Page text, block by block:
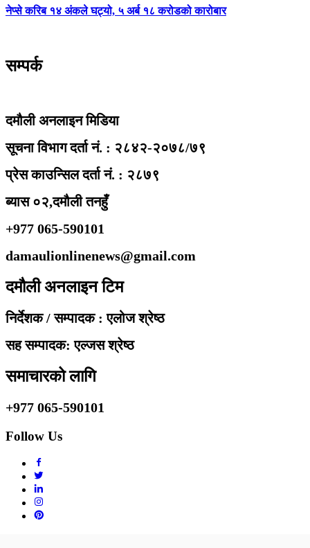
नेप्से करिब १४ अंकले घट्यो, ५ अर्ब १८ करोडको कारोबार
सम्पर्क
दमौली अनलाइन मिडिया
सूचना विभाग दर्ता नं. : २८४२-२०७८/७९
प्रेस काउन्सिल दर्ता नं. : २८७९
ब्यास ०२,दमौली तनहुँ
+977 065-590101
damaulionlinenews@gmail.com
दमौली अनलाइन टिम
निर्देशक / सम्पादक : एलोज श्रेष्ठ
सह सम्पादक: एल्जस श्रेष्ठ
समाचारको लागि
+977 065-590101
Follow Us